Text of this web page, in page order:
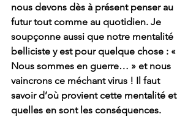
nous devons dès à présent penser au
futur tout comme au quotidien. Je
soupçonne aussi que notre mentalité
belliciste y est pour quelque chose : «
Nous sommes en guerre… » et nous
vaincrons ce méchant virus ! Il faut
savoir d’où provient cette mentalité et
quelles en sont les conséquences.